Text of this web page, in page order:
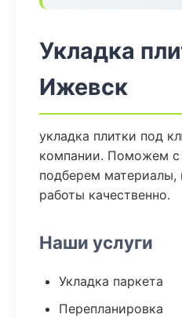
Укладка
Ижевск
укладка плитки под
компании. Поможем с
подберем материалы,
работы качественно.
Наши услуги
Укладка паркета
Перепланировка